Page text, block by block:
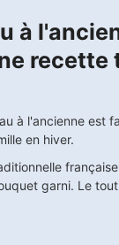
à
à l'ancienne est
en hiver.
garni. Le